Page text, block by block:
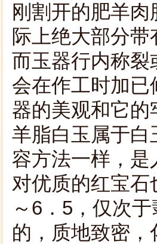
刚割开的肥羊
际上绝大部分
而玉器行内称裂
会在作工时加已
器的美观和它
羊脂白玉属于白
容方法一样，
对优质的红宝石
～6．5，仅次
的，质地致密